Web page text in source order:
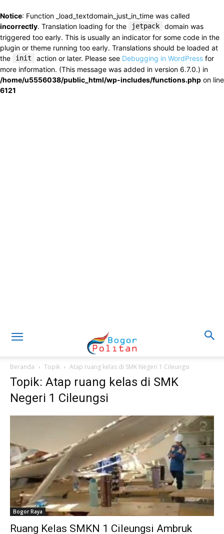
Notice: Function _load_textdomain_just_in_time was called
incorrectly. Translation loading for the jetpack
domain was
triggered too early. This is usually an indicator for some code in the
plugin or theme running too early. Translations should be loaded at
the
init action or later. Please see Debugging in WordPress for
more information. (This message was added in version 6.7.0.) in
/home/u5556038/public_html/wp-includes/functions.php on line
6121
Beranda Topik Atap ruang kelas di SMK Negeri 1 Cileungsi
Topik: Atap ruang kelas di SMK
Negeri 1 Cileungsi
Bogor Raya
Ruang Kelas SMKN 1 Cileungsi Ambruk